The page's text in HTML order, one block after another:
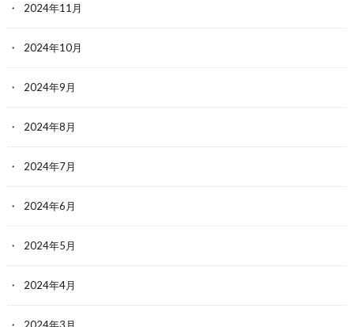
2024年11月
2024年10月
2024年9月
2024年8月
2024年7月
2024年6月
2024年5月
2024年4月
2024年3月